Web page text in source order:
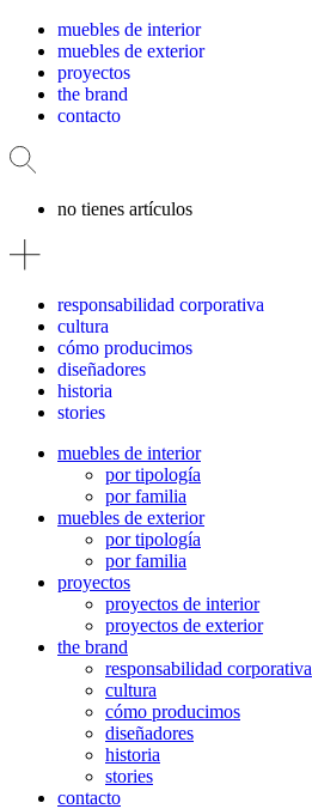
muebles de interior
muebles de exterior
proyectos
the brand
contacto
no tienes artículos
responsabilidad corporativa
cultura
cómo producimos
diseñadores
historia
stories
muebles de interior
por tipología
por familia
muebles de exterior
por tipología
por familia
proyectos
proyectos de interior
proyectos de exterior
the brand
responsabilidad corporativa
cultura
cómo producimos
diseñadores
historia
stories
contacto